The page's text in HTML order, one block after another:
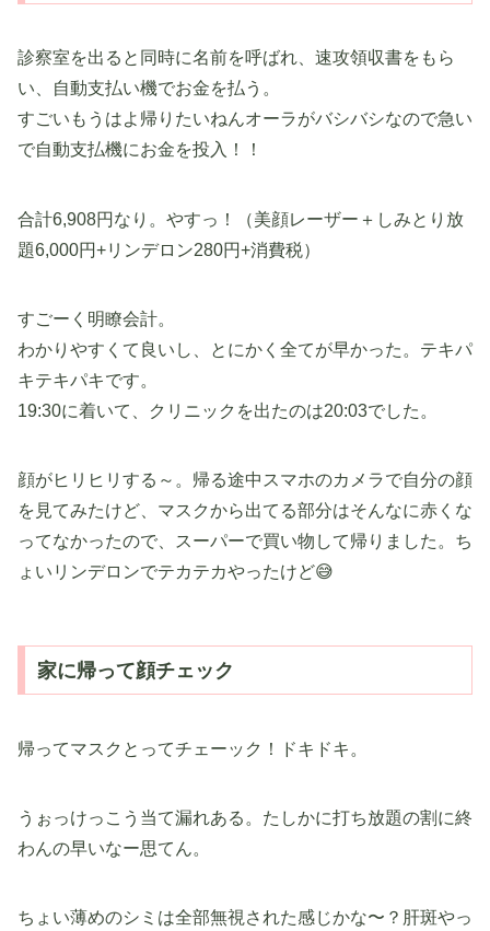
診察室を出ると同時に名前を呼ばれ、速攻領収書をもら
い、自動支払い機でお金を払う。
すごいもうはよ帰りたいねんオーラがバシバシなので急い
で自動支払機にお金を投入！！
合計6,908円なり。やすっ！（美顔レーザー＋しみとり放
題6,000円+リンデロン280円+消費税）
すごーく明瞭会計。
わかりやすくて良いし、とにかく全てが早かった。テキパ
キテキパキです。
19:30に着いて、クリニックを出たのは20:03でした。
顔がヒリヒリする～。帰る途中スマホのカメラで自分の顔
を見てみたけど、マスクから出てる部分はそんなに赤くな
ってなかったので、スーパーで買い物して帰りました。ち
ょいリンデロンでテカテカやったけど😅
家に帰って顔チェック
帰ってマスクとってチェーック！ドキドキ。
うぉっけっこう当て漏れある。たしかに打ち放題の割に終
わんの早いなー思てん。
ちょい薄めのシミは全部無視された感じかな〜？肝斑やっ